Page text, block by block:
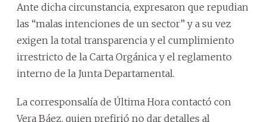
Ante dicha circunstancia, expresaron que repudian
las “malas intenciones de un sector” y a su vez
exigen la total transparencia y el cumplimiento
irrestricto de la Carta Orgánica y el reglamento
interno de la Junta Departamental.
La corresponsalía de Última Hora contactó con
Vera Báez, quien prefirió no dar detalles al